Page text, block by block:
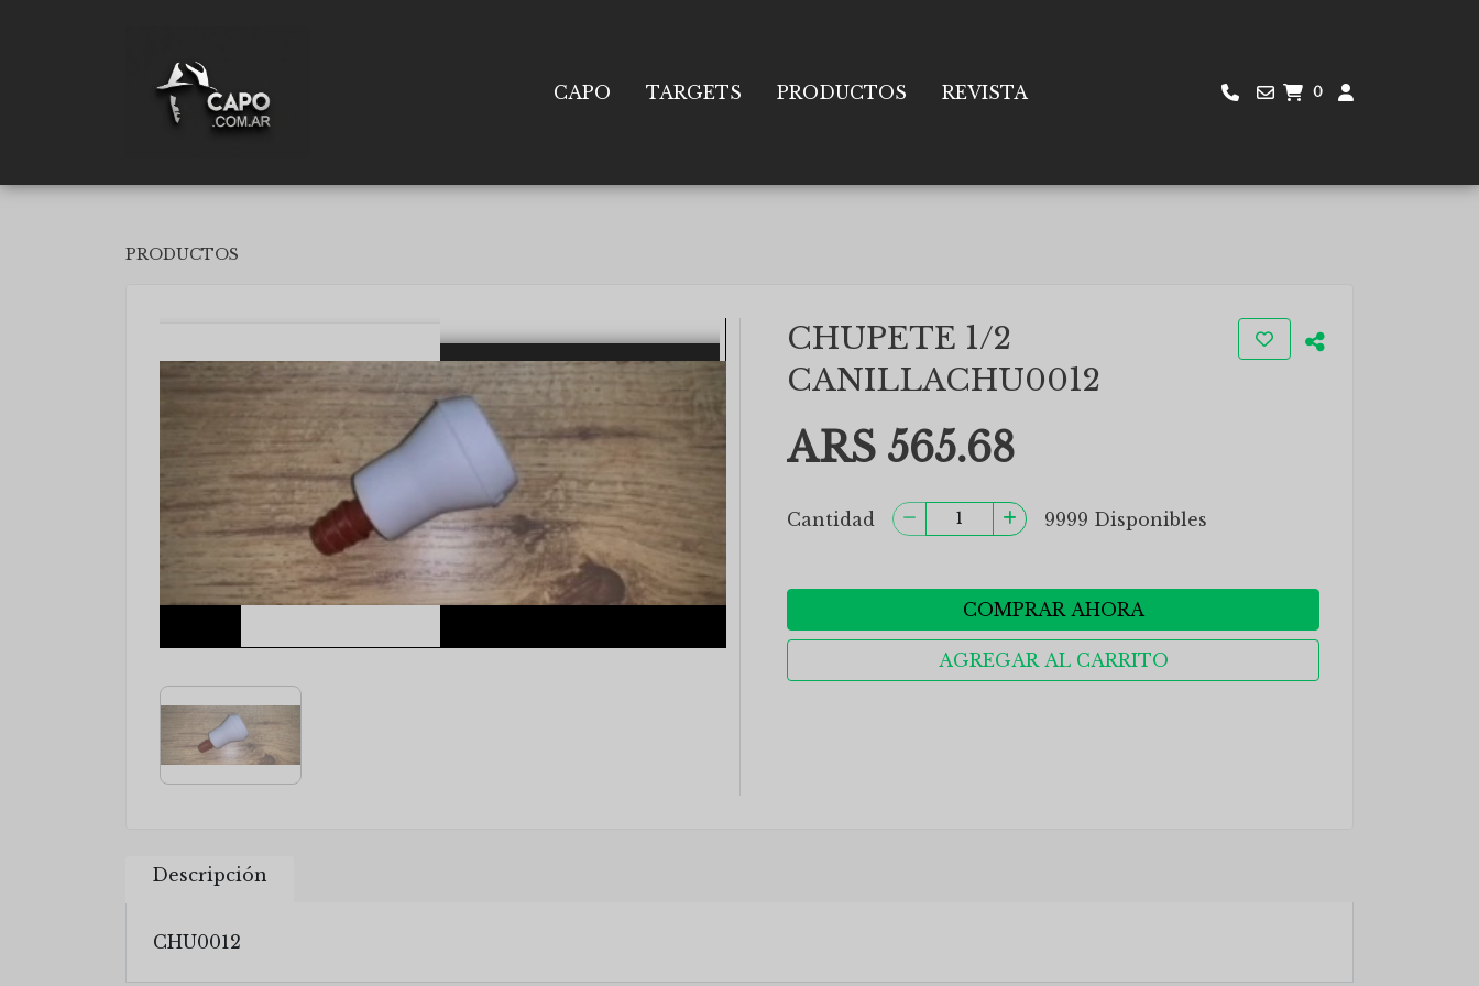
CAPO TARGETS PRODUCTOS REVISTA 0
PRODUCTOS
CHUPETE 1/2
CANILLACHU0012
ARS 565.68
Cantidad 9999 Disponibles
COMPRAR AHORA
AGREGAR AL CARRITO
Descripción
CHU0012